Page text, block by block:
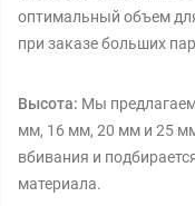
оптимальный объем
при заказе больших
Высота: Мы
мм, 16 мм, 20 мм и 25
вбивания и
материала.